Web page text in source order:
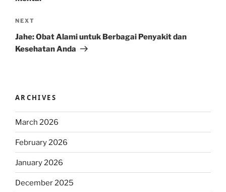
Next
Post
NEXT
Jahe: Obat Alami untuk Berbagai Penyakit dan
Kesehatan Anda
ARCHIVES
March 2026
February 2026
January 2026
December 2025